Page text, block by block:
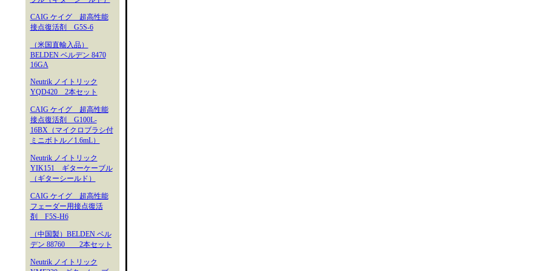
CAIG ケイグ 超高性能
接点復活剤 G5S-6
（米国直輸入品）
BELDEN ベルデン 8470
16GA
Neutrik ノイトリック
YQD420 2本セット
CAIG ケイグ 超高性能
接点復活剤 G100L-
16BX（マイクロブラシ付
ミニボトル／1.6mL）
Neutrik ノイトリック
YIK151 ギターケーブル
（ギターシールド）
CAIG ケイグ 超高性能
フェーダー用接点復活
剤 F5S-H6
（中国製）BELDEN ベル
デン 88760 2本セット
Neutrik ノイトリック